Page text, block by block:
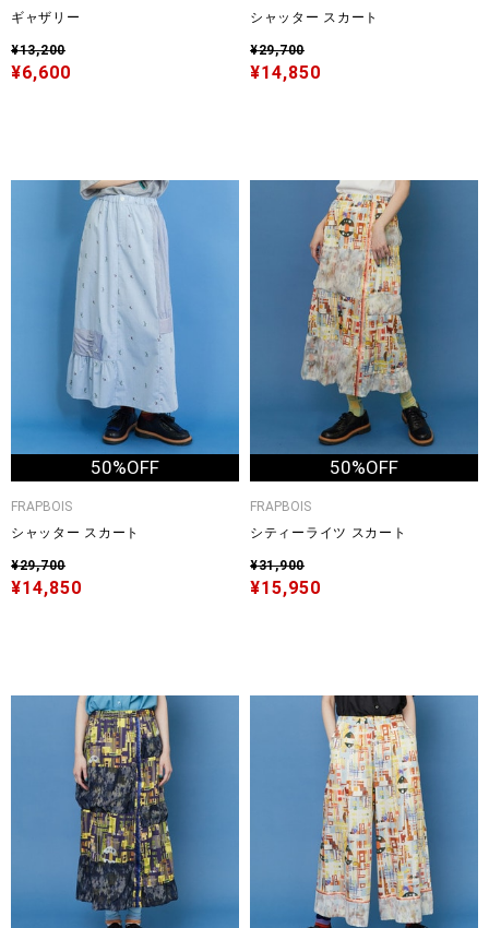
ギャザリー
¥13,200
¥6,600
シャッター スカート
¥29,700
¥14,850
50%OFF
FRAPBOIS
シャッター スカート
¥29,700
¥14,850
50%OFF
FRAPBOIS
シティーライツ スカート
¥31,900
¥15,950